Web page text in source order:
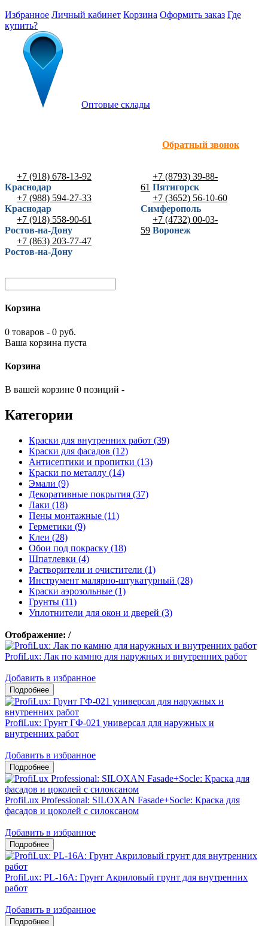
Избранное Личный кабинет Корзина Оформить заказ Где
купить?
Оптовые склады
Обратный звонок
+7 (918) 678-13-92
Краснодар
+7 (988) 594-27-33
Краснодар
+7 (918) 558-90-61
Ростов-на-Дону
+7 (863) 203-77-47
Ростов-на-Дону
+7 (8793) 39-88-
61 Пятигорск
+7 (3652) 56-10-60
Симферополь
+7 (4732) 00-03-
59 Воронеж
Корзина
0 товаров - 0 руб.
Ваша корзина пуста
Корзина
В вашей корзине 0 позиций -
Категории
Краски для внутренних работ (39)
Краски для фасадов (12)
Антисептики и пропитки (13)
Краски по металлу (14)
Эмали (9)
Декоративные покрытия (37)
Лаки (18)
Пены монтажные (11)
Герметики (9)
Клеи (28)
Обои под покраску (18)
Шпатлевки (4)
Растворители и очистители (1)
Инструмент малярно-штукатурный (28)
Краски аэрозольные (1)
Грунты (11)
Уплотнители для окон и дверей (3)
Отображение: /
ProfiLux: Лак по камню для наружных и внутренних работ
Добавить в избранное
ProfiLux: Грунт ГФ-021 универсал для наружных и
внутренних работ
Добавить в избранное
ProfiLux Professional: SILOXAN Fasade+Socle: Краска для
фасадов и цоколей c силоксаном
Добавить в избранное
ProfiLux: PL-16A: Грунт Акриловый грунт для внутренних
работ
Добавить в избранное